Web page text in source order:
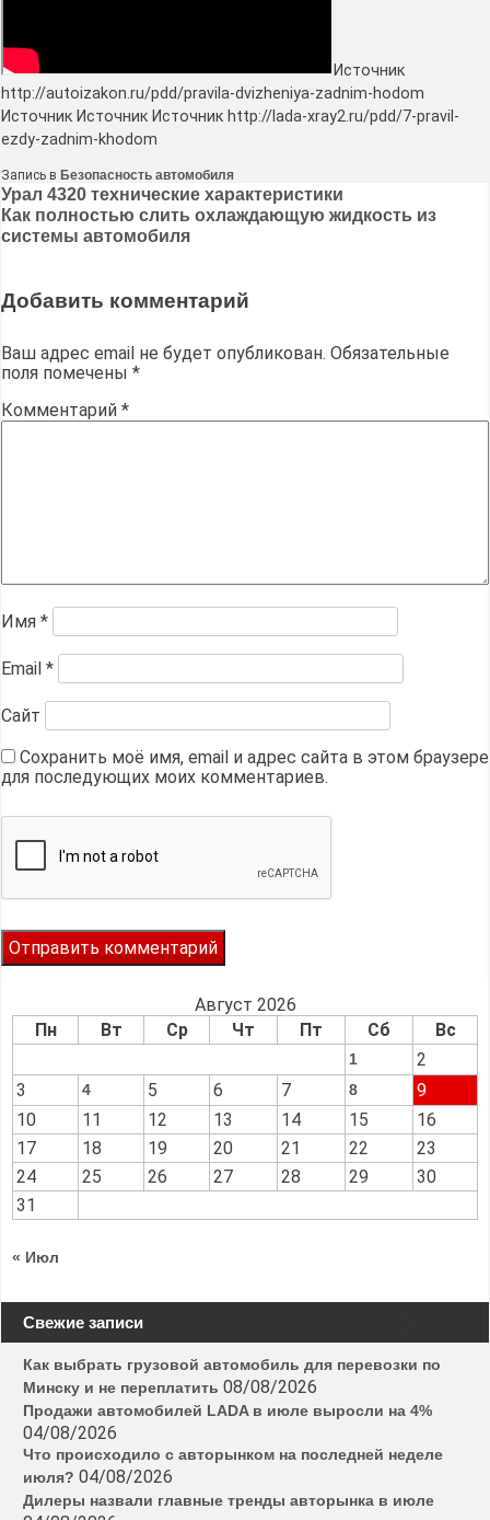
Источник
http://autoizakon.ru/pdd/pravila-dvizheniya-zadnim-hodom
Источник Источник Источник http://lada-xray2.ru/pdd/7-pravil-
ezdy-zadnim-khodom
Запись в Безопасность автомобиля
Навигация
по
Урал 4320 технические характеристики
Как полностью слить охлаждающую жидкость из
системы автомобиля
Добавить комментарий
Ваш адрес email не будет опубликован. Обязательные
поля помечены *
Комментарий *
Имя *
Email *
Сайт
Сохранить моё имя, email и адрес сайта в этом браузере
для последующих моих комментариев.
Август 2026
Пн
Вт Ср Чт Пт Сб Вс
1
2
3
4 5 6 7 8
9
10
11 12 13 14 15
16
17
18 19 20 21 22
23
24
25 26 27 28 29
30
31
« Июл
Свежие записи
Как выбрать грузовой автомобиль для перевозки по
Минску и не переплатить 08/08/2026
Продажи автомобилей LADA в июле выросли на 4%
04/08/2026
Что происходило с авторынком на последней неделе
июля? 04/08/2026
Дилеры назвали главные тренды авторынка в июле